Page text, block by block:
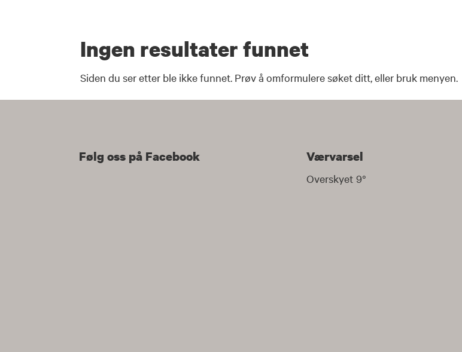
Ingen resultater funnet
Siden du ser etter ble ikke funnet. Prøv å omformulere søket ditt, eller bruk menyen.
Følg oss på Facebook Værvarsel
9°
Overskyet